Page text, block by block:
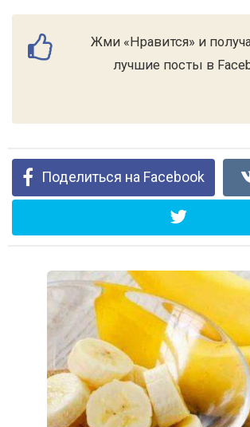
Жми «Нравится» и
лучшие посты в
Поделиться на Facebook